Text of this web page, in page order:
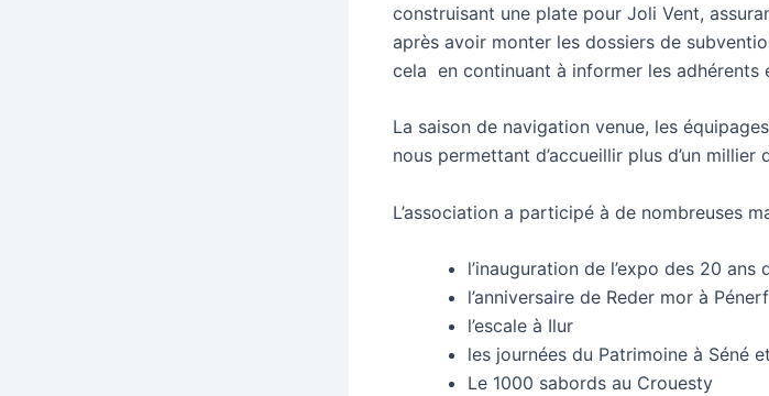
construisant une plate pour Joli Vent,
après avoir monter les dossiers de
cela en continuant à informer les adhérents
La saison de navigation venue, les
nous permettant d’accueillir plus d’un millier
L’association a participé à de nombreuses
l’inauguration de l’expo des 20 ans
l’anniversaire de Reder mor à Pénerf
l’escale à Ilur
les journées du Patrimoine à Séné
Le 1000 sabords au Crouesty